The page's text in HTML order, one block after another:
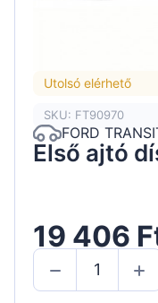
Utolsó elérhető
SKU: FT90970
FORD
Első ajtó
19 406